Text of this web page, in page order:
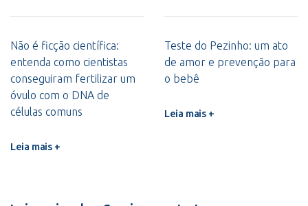
Não é ficção científica:
entenda como cientistas
conseguiram fertilizar um
óvulo com o DNA de
células comuns
Leia mais +
Teste do Pezinho: um ato
de amor e prevenção para
o bebê
Leia mais +